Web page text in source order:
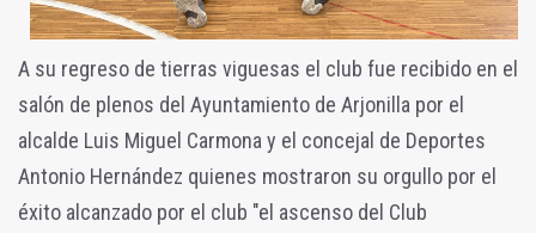
A su regreso de tierras viguesas el club fue recibido en el
salón de plenos del Ayuntamiento de Arjonilla por el
alcalde Luis Miguel Carmona y el concejal de Deportes
Antonio Hernández quienes mostraron su orgullo por el
éxito alcanzado por el club "el ascenso del Club